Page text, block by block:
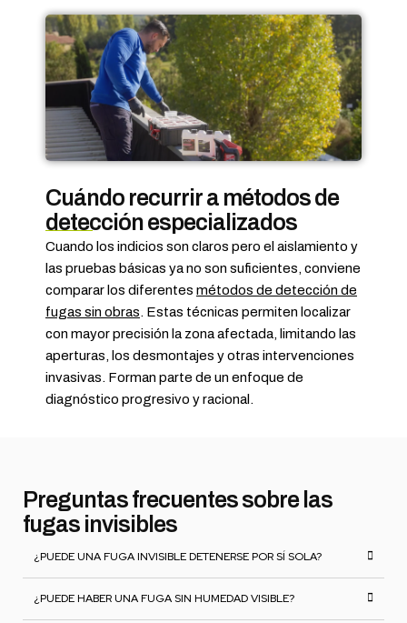
Cuándo recurrir a métodos de
detección especializados
Cuando los indicios son claros pero el aislamiento y
las pruebas básicas ya no son suficientes, conviene
comparar los diferentes métodos de detección de
fugas sin obras. Estas técnicas permiten localizar
con mayor precisión la zona afectada, limitando las
aperturas, los desmontajes y otras intervenciones
invasivas. Forman parte de un enfoque de
diagnóstico progresivo y racional.
Preguntas frecuentes sobre las
fugas invisibles
¿PUEDE UNA FUGA INVISIBLE DETENERSE POR SÍ SOLA?
¿PUEDE HABER UNA FUGA SIN HUMEDAD VISIBLE?